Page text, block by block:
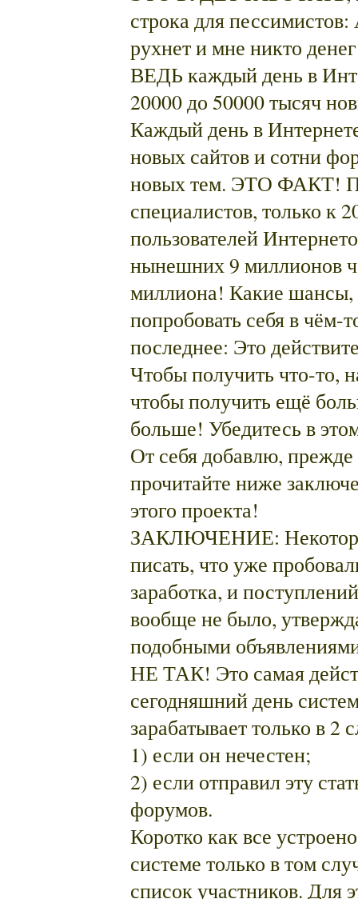
строка для пессимистов:
рухнет и мне никто
ВЕДЬ каждый день в
20000 до 50000 тысяч
Каждый день в
новых сайтов и сотни
новых тем. ЭТО ФАКТ!
специалистов, только к
пользователей
нынешних 9 миллионов
миллиона! Какие шансы,
попробовать себя в чём-
последнее: Это
Чтобы получить что-то,
чтобы получить ещё
больше! Убедитесь в
От себя добавлю, прежде
прочитайте ниже
этого проекта!
ЗАКЛЮЧЕНИЕ:
писать, что уже
заработка, и
вообще не было,
подобными
НЕ ТАК! Это самая
сегодняшний день
зарабатывает только в 2
1) если он нечестен;
2) если отправил эту
форумов.
Коротко как все
системе только в том
список участников. Для